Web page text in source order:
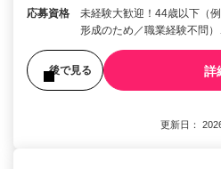
応募資格
未経験大歓迎！44歳以下（
形成のため／職業経験不問
後で見る 詳
更新日：